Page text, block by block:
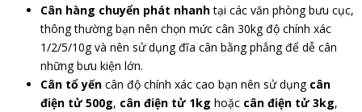
Cân hàng chuyển phát nhanhtại các văn phòng bưu cục,
thông thường bạn nên chọn mức cân 30kg độ chính xác
1/2/5/10g và nên sử dụng đĩa cân bằng phẳng để dễ cân
những bưu kiện lớn.
Cân tổ yến cân độ chính xác cao bạn nên sử dụng cân
điện tử 500g, cân điện tử 1kg hoặc cân điện tử 3kg,